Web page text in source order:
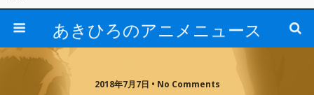
あきひろのアニメニュース
2018年7月7日 • No Comments